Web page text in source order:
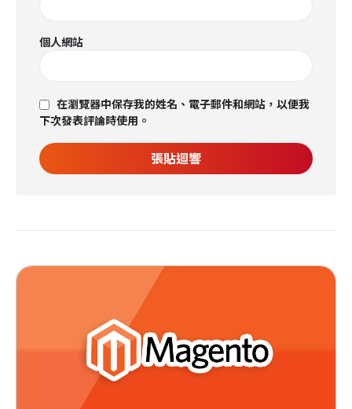
個人網站
在瀏覽器中保存我的姓名、電子郵件和網站，以便我
下次發表評論時使用。